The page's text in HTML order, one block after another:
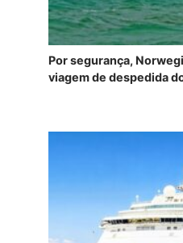
Por segurança,
viagem de despedida